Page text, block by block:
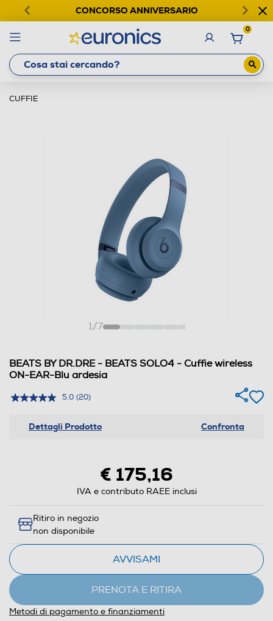
CONCORSO ANNIVERSARIO
0
CUFFIE
1/7
BEATS BY DR.DRE - BEATS SOLO4 - Cuffie wireless
ON-EAR-Blu ardesia
5.0 (20)
Dettagli Prodotto Confronta
€ 175,16
IVA e contributo RAEE inclusi
Ritiro in negozio
non disponibile
AVVISAMI
PRENOTA E RITIRA
Metodi di pagamento e finanziamenti